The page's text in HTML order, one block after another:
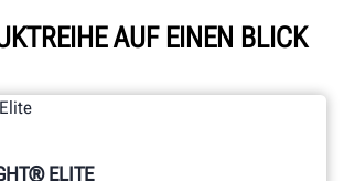
AUF EINEN BLICK
ELITE